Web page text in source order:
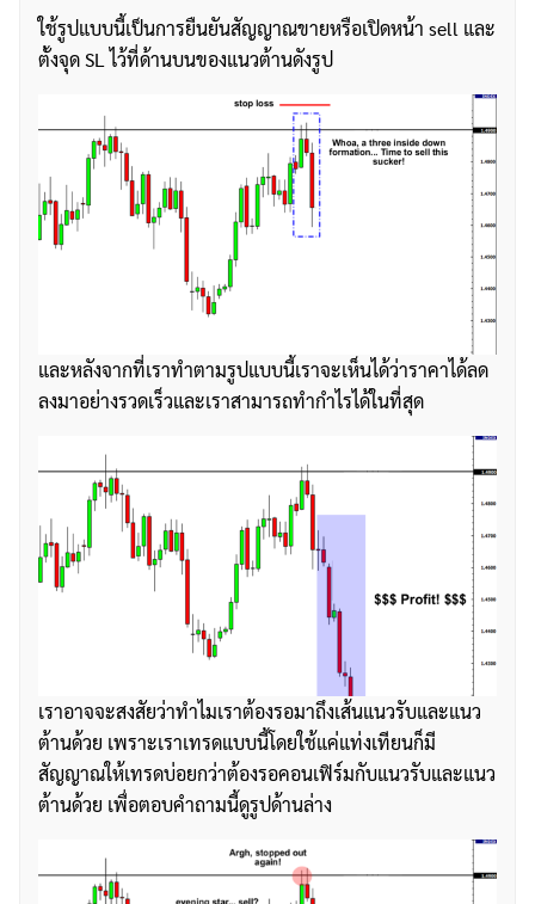
ใช้รูปแบบนี้เป็นการยืนยันสัญญาณขายหรือเปิดหน้า sell และ
ตั้งจุด SL ไว้ที่ด้านบนของแนวต้านดังรูป
และหลังจากที่เราทำตามรูปแบบนี้เราจะเห็นได้ว่าราคาได้ลด
ลงมาอย่างรวดเร็วและเราสามารถทำกำไรได้ในที่สุด
เราอาจจะสงสัยว่าทำไมเราต้องรอมาถึงเส้นแนวรับและแนว
ต้านด้วย เพราะเราเทรดแบบนี้โดยใช้แค่แท่งเทียนก็มี
สัญญาณให้เทรดบ่อยกว่าต้องรอคอนเฟิร์มกับแนวรับและแนว
ต้านด้วย เพื่อตอบคำถามนี้ดูรูปด้านล่าง